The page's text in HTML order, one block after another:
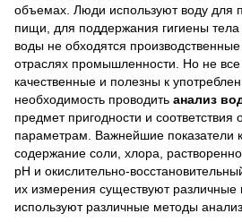
объемах. Люди используют воду для
пищи, для поддержания гигиены
воды не обходятся
отраслях промышленности. Но не
качественные и полезны к
необходимость проводить анализ
предмет пригодности и
параметрам. Важнейшие показатели
содержание соли, хлора,
рН и окислительно-
их измерения существуют
используют различные методы